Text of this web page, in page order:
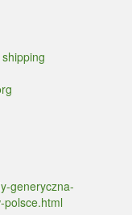
generyczna-
polsce.html